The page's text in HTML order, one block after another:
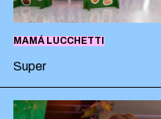
MAMÁ LUCCHETTI
Super